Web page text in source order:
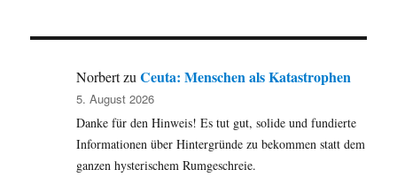
nicht
NorbertzuCeuta: Menschen als Katastrophen
5. August 2026
Danke für den Hinweis! Es tut gut, solide und fundierte
Informationen über Hintergründe zu bekommen statt dem
ganzen hysterischem Rumgeschreie.